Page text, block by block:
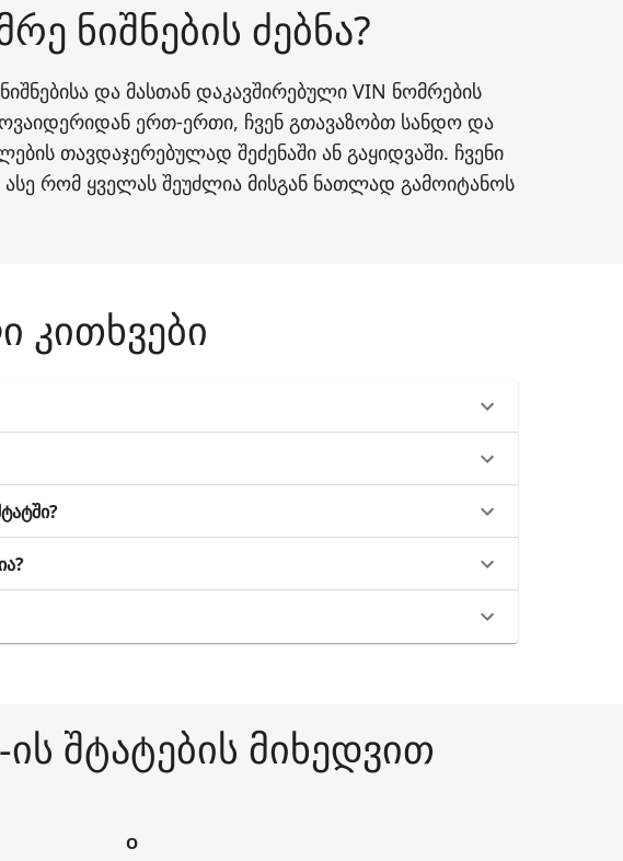
ნიშნების ძებნა?
და მასთან დაკავშირებული VIN ნომრების
ერთ-ერთი, ჩვენ გთავაზობთ სანდო და
თავდაჯერებულად შეძენაში ან გაყიდვაში. ჩვენი
რომ ყველას შეუძლია მისგან ნათლად გამოიტანოს
კითხვები
შტატების მიხედვით
O